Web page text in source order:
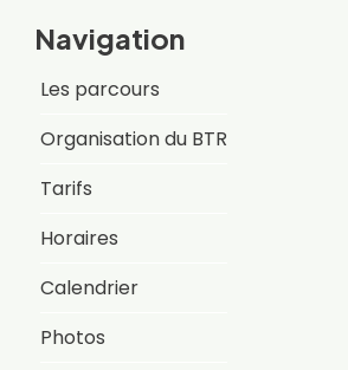
Navigation
Les parcours
Organisation du BTR
Tarifs
Horaires
Calendrier
Photos